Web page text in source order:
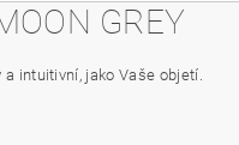
EASY FIT - MOON GREY
intuitivní, jako Vaše objetí.